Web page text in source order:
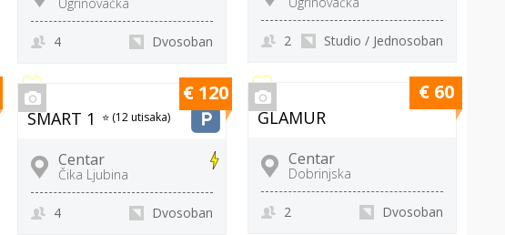
Dvosoban
4 Studio / Jednosoban
2
SMART 1 ⭐ (12 utisaka)
Centar
Čika Ljubina
Dvosoban
4
€ 120
GLAMUR
Centar
Dobrinjska
Dvosoban
2
€ 60